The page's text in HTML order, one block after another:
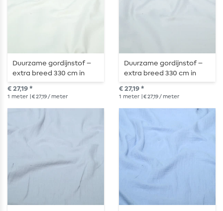
Duurzame gordijnstof –
extra breed 330 cm in
elegant crème
€ 27,19 *
1 meter | € 27,19 / meter
Duurzame gordijnstof –
extra breed 330 cm in
elegant lichtgrijs
€ 27,19 *
1 meter | € 27,19 / meter